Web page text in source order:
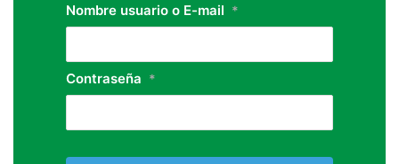
Nombre usuario o E-mail *
Contraseña *